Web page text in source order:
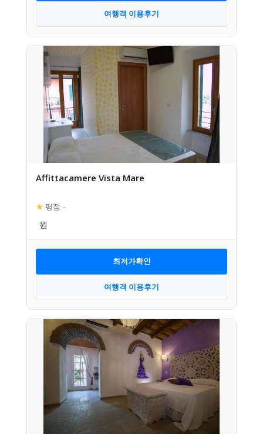
여행객 이용후기
Affittacamere Vista Mare
★ 평점 –
최저가확인
여행객 이용후기